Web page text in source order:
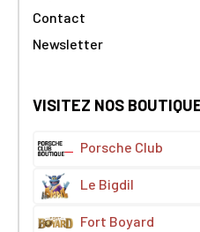
Contact
Newsletter
VISITEZ NOS
Porsche Club
Le Bigdil
Fort Boyard